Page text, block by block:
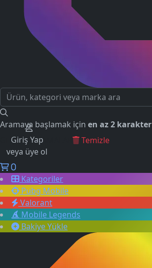
Aramaya başlamak için en az 2 karakter
GEÇMİŞ ARAMALAR
Temizle
Giriş Yap
veya üye ol
0
Kategoriler
Pubg Mobile
Valorant
Mobile Legends
Bakiye Yükle